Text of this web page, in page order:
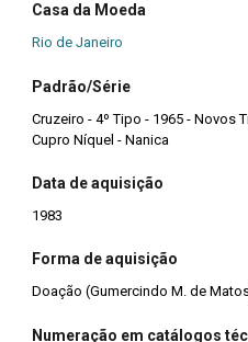
Casa da Moeda
Rio de Janeiro
Padrão/Série
Cruzeiro - 4º Tipo - 1965 - Novos
Cupro Níquel - Nanica
Data de aquisição
1983
Forma de aquisição
Doação (Gumercindo M. de
Numeração em catálogos